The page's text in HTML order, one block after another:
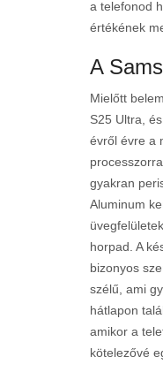
a telefonod
értékének
A
Mielőtt
S25 Ultra,
évről évre a
gyakran
Aluminum
horpad. A
bizonyos
szélű, ami
hátlapon
amikor a
kötelezővé